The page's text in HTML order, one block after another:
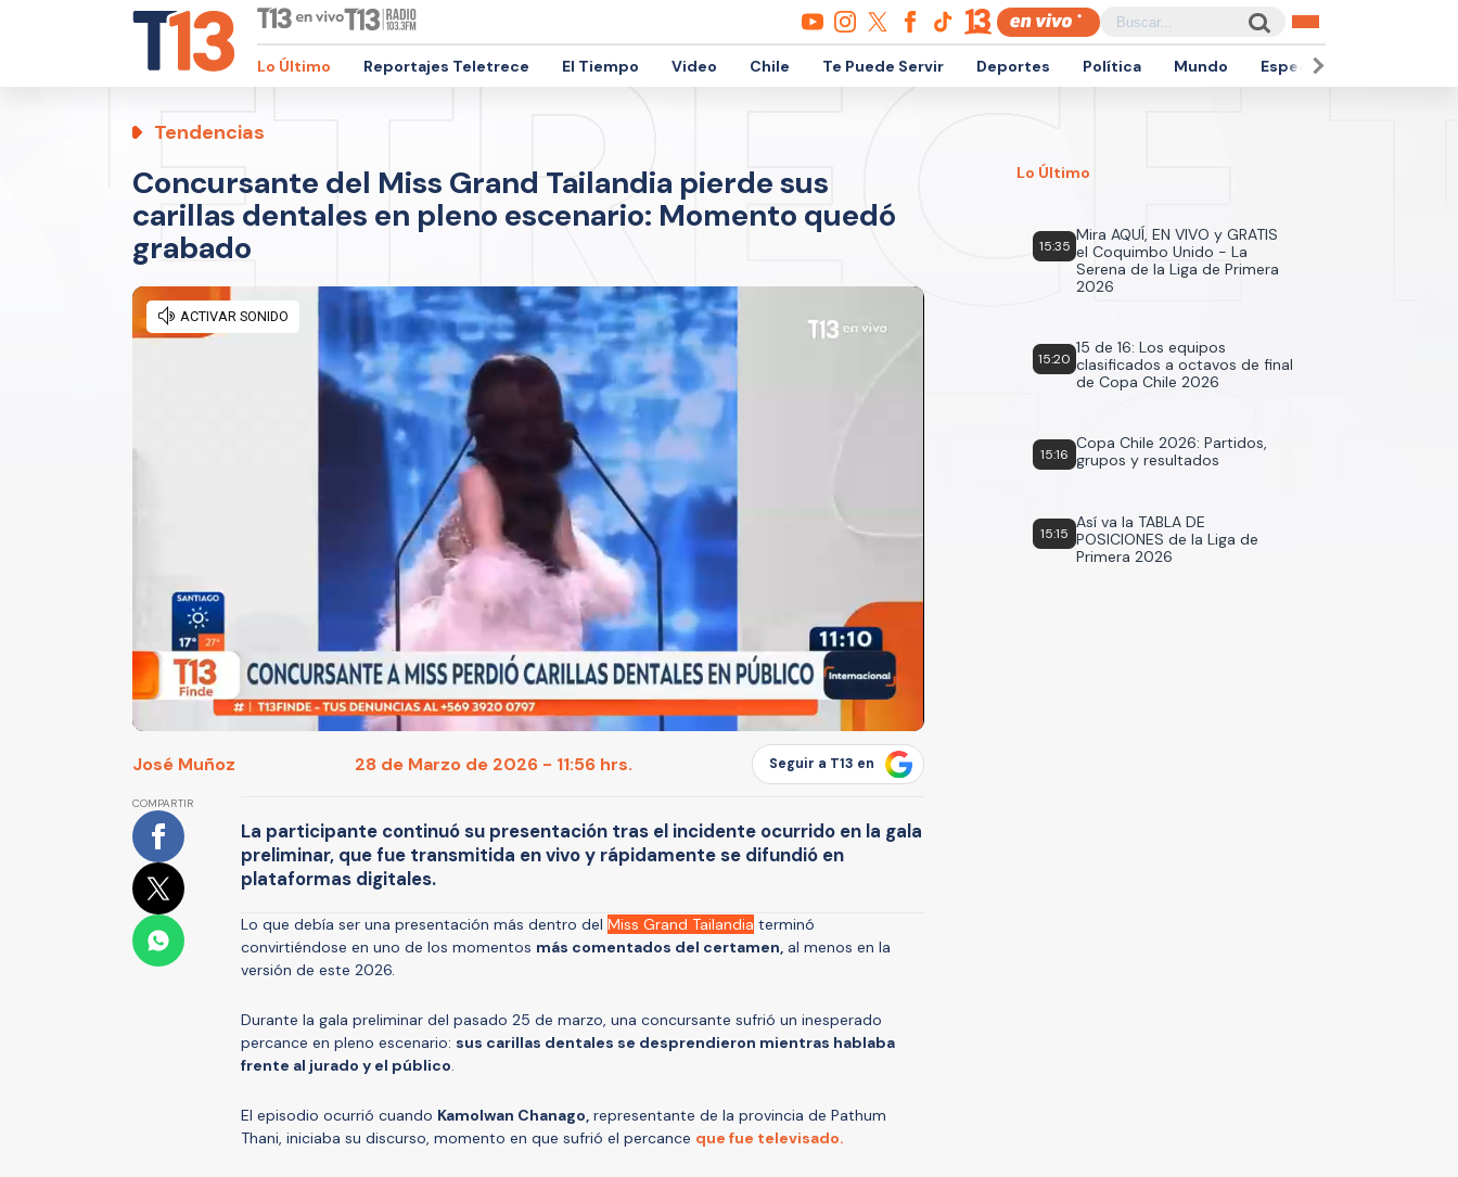
Lo Último Reportajes Teletrece El Tiempo Video Chile Te Puede Servir Deportes Política Mundo Espectáculos
Tendencias
Concursante del Miss Grand Tailandia pierde sus
carillas dentales en pleno escenario: Momento quedó
grabado
José Muñoz 28 de Marzo de 2026 - 11:56 hrs. Seguir a T13 en
COMPARTIR
La participante continuó su presentación tras el incidente ocurrido en la gala
preliminar, que fue transmitida en vivo y rápidamente se difundió en
plataformas digitales.
Lo que debía ser una presentación más dentro del Miss Grand Tailandia terminó
convirtiéndose en uno de los momentos más comentados del certamen, al menos en la
versión de este 2026.
Durante la gala preliminar del pasado 25 de marzo, una concursante sufrió un inesperado
percance en pleno escenario: sus carillas dentales se desprendieron mientras hablaba
frente al jurado y el público.
El episodio ocurrió cuando Kamolwan Chanago, representante de la provincia de Pathum
Thani, iniciaba su discurso, momento en que sufrió el percance que fue televisado.
Lo Último
15:35
Mira AQUÍ, EN VIVO y GRATIS
el Coquimbo Unido - La
Serena de la Liga de Primera
2026
15:20
15 de 16: Los equipos
clasificados a octavos de final
de Copa Chile 2026
15:16
Copa Chile 2026: Partidos,
grupos y resultados
15:15
Así va la TABLA DE
POSICIONES de la Liga de
Primera 2026